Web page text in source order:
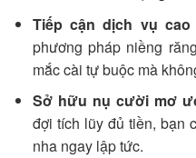
Tiếp cận dịch vụ cao
phương pháp niềng
mắc cài tự buộc mà
Sở hữu nụ cười mơ
đợi tích lũy đủ tiền, bạn
nha ngay lập tức.